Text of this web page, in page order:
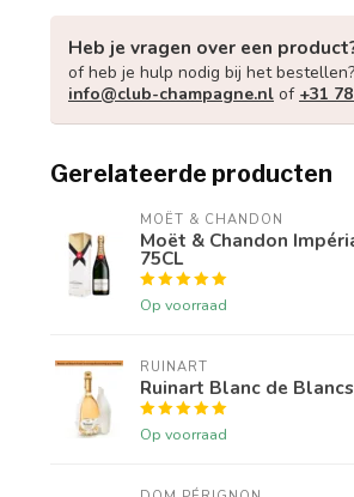
Heb je vragen over een
of heb je hulp nodig bij het
info@club-champagne.nl of +31
Gerelateerde producten
MOËT & CHANDON
Moët & Chandon
75CL
Op voorraad
RUINART
Ruinart Blanc de
Op voorraad